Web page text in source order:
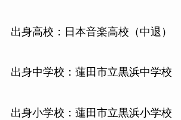
出身高校：日本音楽高校（中退）
出身中学校：蓮田市立黒浜中学校
出身小学校：蓮田市立黒浜小学校